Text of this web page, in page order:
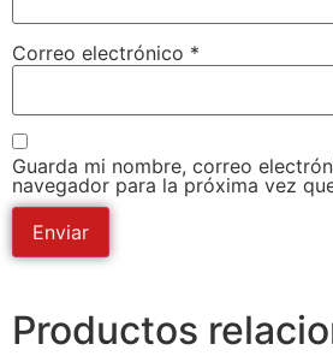
Correo electrónico *
Guarda mi nombre, correo
navegador para la próxima vez
Productos